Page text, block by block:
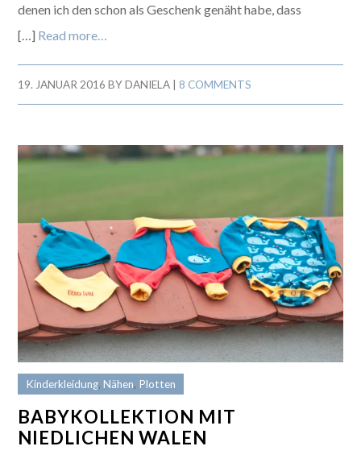
denen ich den schon als Geschenk genäht habe, dass
[…] Read more…
19. JANUAR 2016 BYDANIELA | 8 COMMENTS
Kinderkleidung,Nähen, Plotten
BABYKOLLEKTION MIT
NIEDLICHEN WALEN